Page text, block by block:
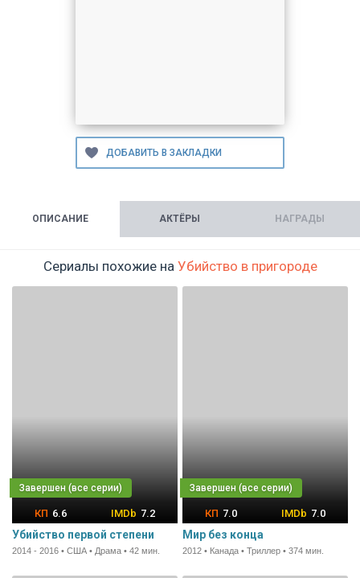
ОПИСАНИЕ АКТЁРЫ НАГРАДЫ
Сериалы похожие на Убийство в пригороде
6.6 7.2
Убийство первой степени
2014 - 2016 • США • Драма • 42 мин.
7.0 7.0
Мир без конца
2012 • Канада • Триллер • 374 мин.